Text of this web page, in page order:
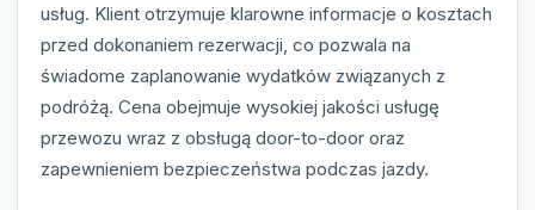
usług. Klient otrzymuje klarowne informacje o kosztach
przed dokonaniem rezerwacji, co pozwala na
świadome zaplanowanie wydatków związanych z
podróżą. Cena obejmuje wysokiej jakości usługę
przewozu wraz z obsługą door-to-door oraz
zapewnieniem bezpieczeństwa podczas jazdy.